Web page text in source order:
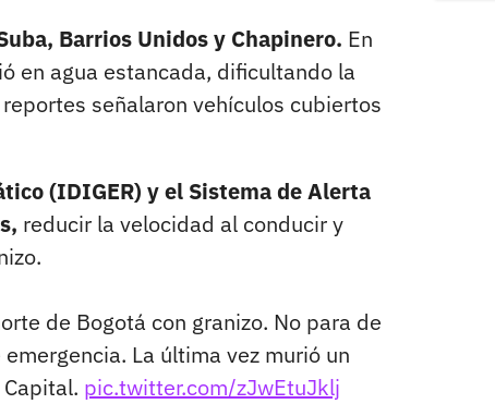
Barrios Unidos y Chapinero. En
en agua estancada, dificultando la
señalaron vehículos cubiertos
(IDIGER) y el Sistema de Alerta
reducir la velocidad al conducir y
de Bogotá con granizo. No para de
La última vez murió un
pic.twitter.com/zJwEtuJklj